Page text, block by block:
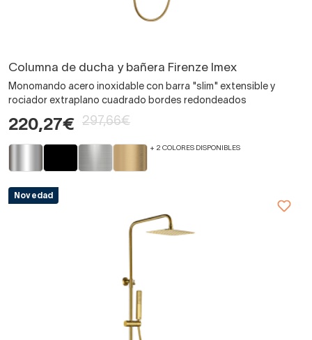
Columna de ducha y bañera Firenze Imex
Monomando acero inoxidable con barra "slim" extensible y
rociador extraplano cuadrado bordes redondeados
220,27€ 297,66€
+ 2 COLORES DISPONIBLES
Novedad